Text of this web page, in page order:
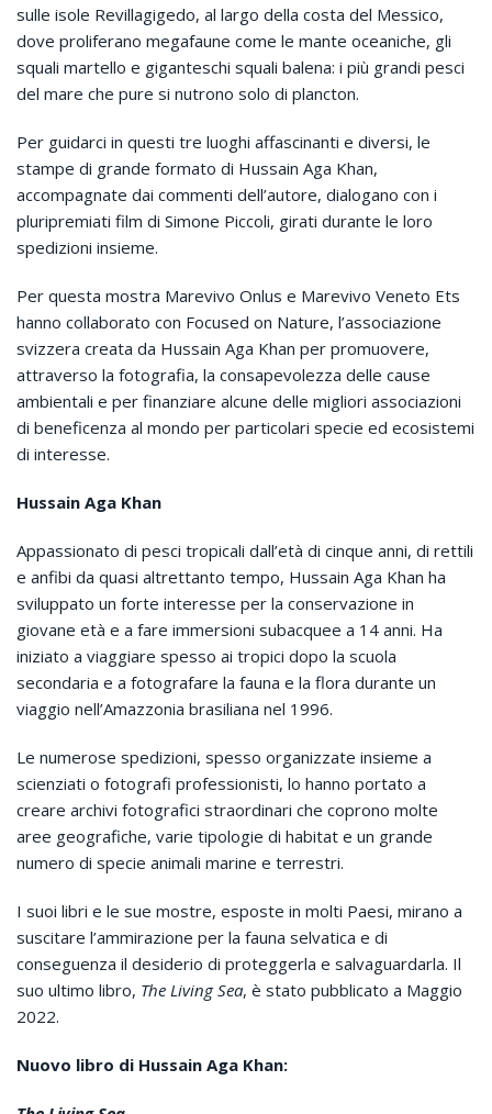
sulle isole Revillagigedo, al largo della costa del Messico,
dove proliferano megafaune come le mante oceaniche, gli
squali martello e giganteschi squali balena: i più grandi pesci
del mare che pure si nutrono solo di plancton.
Per guidarci in questi tre luoghi affascinanti e diversi, le
stampe di grande formato di Hussain Aga Khan,
accompagnate dai commenti dell’autore, dialogano con i
pluripremiati film di Simone Piccoli, girati durante le loro
spedizioni insieme.
Per questa mostra Marevivo Onlus e Marevivo Veneto Ets
hanno collaborato con Focused on Nature, l’associazione
svizzera creata da Hussain Aga Khan per promuovere,
attraverso la fotografia, la consapevolezza delle cause
ambientali e per finanziare alcune delle migliori associazioni
di beneficenza al mondo per particolari specie ed ecosistemi
di interesse.
Hussain Aga Khan
Appassionato di pesci tropicali dall’età di cinque anni, di rettili
e anfibi da quasi altrettanto tempo, Hussain Aga Khan ha
sviluppato un forte interesse per la conservazione in
giovane età e a fare immersioni subacquee a 14 anni. Ha
iniziato a viaggiare spesso ai tropici dopo la scuola
secondaria e a fotografare la fauna e la flora durante un
viaggio nell’Amazzonia brasiliana nel 1996.
Le numerose spedizioni, spesso organizzate insieme a
scienziati o fotografi professionisti, lo hanno portato a
creare archivi fotografici straordinari che coprono molte
aree geografiche, varie tipologie di habitat e un grande
numero di specie animali marine e terrestri.
I suoi libri e le sue mostre, esposte in molti Paesi, mirano a
suscitare l’ammirazione per la fauna selvatica e di
conseguenza il desiderio di proteggerla e salvaguardarla. Il
suo ultimo libro, The Living Sea, è stato pubblicato a Maggio
2022.
Nuovo libro di Hussain Aga Khan: